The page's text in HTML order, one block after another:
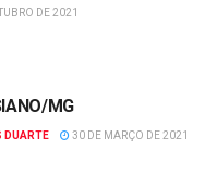
DE 2021
MG
DUARTE 30 DE MARÇO DE 2021